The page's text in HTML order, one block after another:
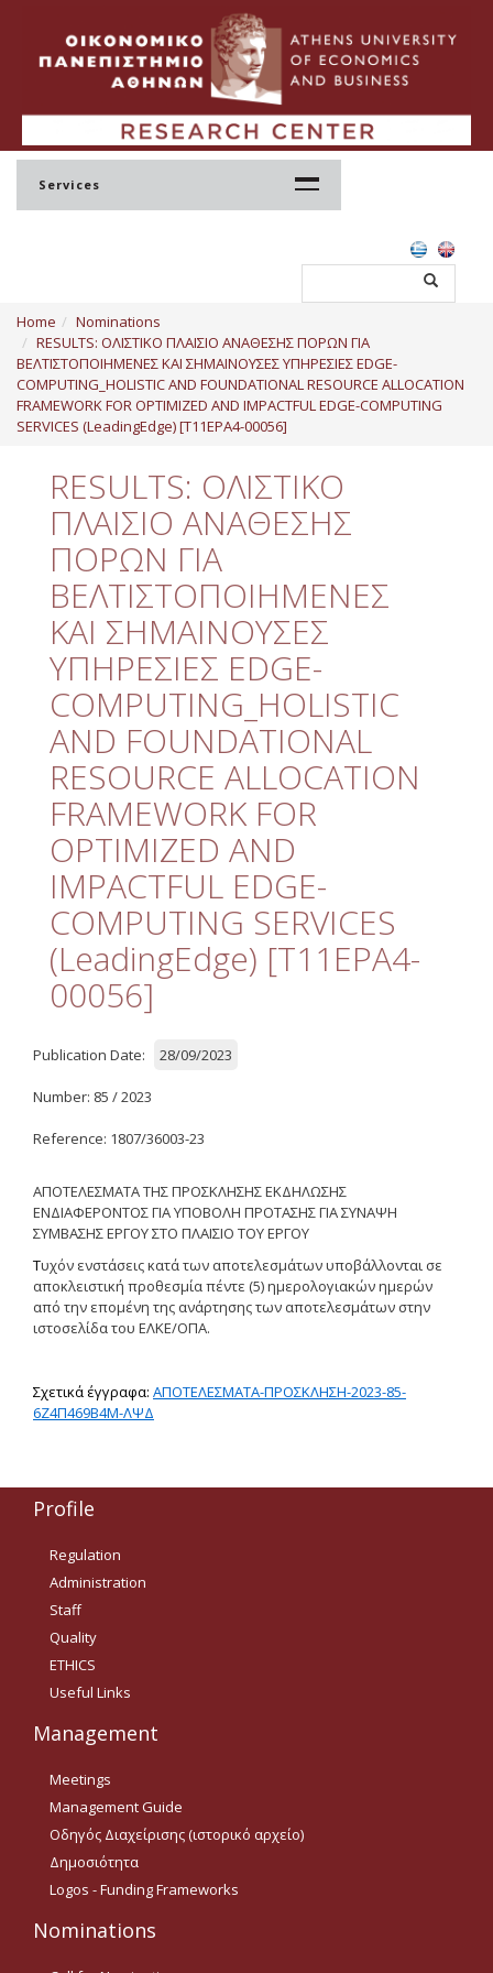
Services
Profile
Regulation
Administration
Quality
ETHICS
Useful Links
Management
Meetings
Management Guide
Οδηγός Διαχείρισης
(ιστορικό αρχείο)
Δημοσιότητα
Logos - Funding
Frameworks
Δημοσιότητα Έργων
Ε.Σ.Π.Α. (2007-2013)
Δημοσιότητα Έργων
Δυναμικού, Εκπαίδευση και
Καινοτομία
ΕΡΓΑ ΕΣΠΑ 2014-2020
Δημοσιότητα ΕΛ.ΙΔ.Ε.Κ.
ΕΛ.ΙΔ.Ε.Κ. Μεταδιδάκτορες
Guidelines
Οδηγίες για προμήθεια
ειδών/παροχή υπηρεσιών
Ν.4957/2022
Guidelines Archive
Documents
Nominations
Home
Nominations
RESULTS: ΟΛΙΣΤΙΚΟ ΠΛΑΙΣΙΟ ΑΝΑΘΕΣΗΣ ΠΟΡΩΝ ΓΙΑ
ΒΕΛΤΙΣΤΟΠΟΙΗΜΕΝΕΣ ΚΑΙ ΣΗΜΑΙΝΟΥΣΕΣ ΥΠΗΡΕΣΙΕΣ EDGE-
COMPUTING_HOLISTIC AND FOUNDATIONAL RESOURCE ALLOCATION
FRAMEWORK FOR OPTIMIZED AND IMPACTFUL EDGE-COMPUTING
SERVICES (LeadingEdge) [Τ11ΕΡΑ4-00056]
RESULTS: ΟΛΙΣΤΙΚΟ
ΠΛΑΙΣΙΟ ΑΝΑΘΕΣΗΣ
ΠΟΡΩΝ ΓΙΑ
ΒΕΛΤΙΣΤΟΠΟΙΗΜΕΝΕΣ
ΚΑΙ ΣΗΜΑΙΝΟΥΣΕΣ
ΥΠΗΡΕΣΙΕΣ EDGE-
COMPUTING_HOLISTIC
AND FOUNDATIONAL
RESOURCE ALLOCATION
FRAMEWORK FOR
OPTIMIZED AND
IMPACTFUL EDGE-
COMPUTING SERVICES
(LeadingEdge) [Τ11ΕΡΑ4-
00056]
Publication Date: 28/09/2023
Number: 85 / 2023
Reference: 1807/36003-23
ΑΠΟΤΕΛΕΣΜΑΤΑ ΤΗΣ ΠΡΟΣΚΛΗΣΗΣ ΕΚΔΗΛΩΣΗΣ
ΕΝΔΙΑΦΕΡΟΝΤΟΣ ΓΙΑ ΥΠΟΒΟΛΗ ΠΡΟΤΑΣΗΣ ΓΙΑ ΣΥΝΑΨΗ
ΣΥΜΒΑΣΗΣ ΕΡΓΟΥΣΤΟ ΠΛΑΙΣΙΟ ΤΟΥΕΡΓΟΥ
Τυχόν ενστάσεις κατά των αποτελεσμάτων υποβάλλονται σε
αποκλειστική προθεσμία πέντε (5) ημερολογιακών ημερών
από την επομένη της ανάρτησης των αποτελεσμάτων στην
ιστοσελίδα του ΕΛΚΕ/ΟΠΑ.
Σχετικά έγγραφα: ΑΠΟΤΕΛΕΣΜΑΤΑ-ΠΡΟΣΚΛΗΣΗ-2023-85-
6Ζ4Π469Β4Μ-ΛΨΔ
Profile
Regulation
Administration
Staff
Quality
ETHICS
Useful Links
Management
Meetings
Management Guide
Οδηγός Διαχείρισης (ιστορικό αρχείο)
Δημοσιότητα
Logos - Funding Frameworks
Nominations